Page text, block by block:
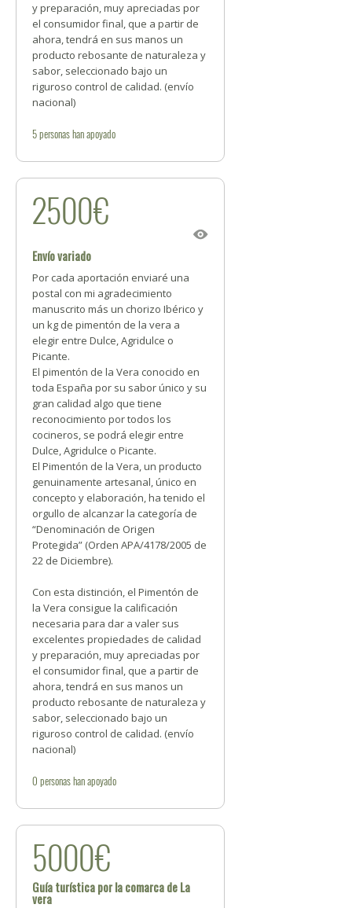
y preparación, muy apreciadas por
el consumidor final, que a partir de
ahora, tendrá en sus manos un
producto rebosante de naturaleza y
sabor, seleccionado bajo un
riguroso control de calidad. (envío
nacional)
5personashan apoyado
2500€
Envío variado
Por cada aportación enviaré una
postal con mi agradecimiento
manuscrito más un chorizo Ibérico y
un kg de pimentón de la vera a
elegir entre Dulce, Agridulce o
Picante.
El pimentón de la Vera conocido en
toda España por su sabor único y su
gran calidad algo que tiene
reconocimiento por todos los
cocineros, se podrá elegir entre
Dulce, Agridulce o Picante.
El Pimentón de la Vera, un producto
genuinamente artesanal, único en
concepto y elaboración, ha tenido el
orgullo de alcanzar la categoría de
“Denominación de Origen
Protegida” (Orden APA/4178/2005 de
22 de Diciembre).
Con esta distinción, el Pimentón de
la Vera consigue la calificación
necesaria para dar a valer sus
excelentes propiedades de calidad
y preparación, muy apreciadas por
el consumidor final, que a partir de
ahora, tendrá en sus manos un
producto rebosante de naturaleza y
sabor, seleccionado bajo un
riguroso control de calidad. (envío
nacional)
0 personashan apoyado
5000€
Guía turística por la comarca de La
vera